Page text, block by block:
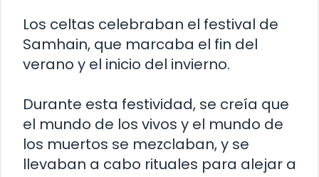
Los celtas celebraban el festival de
Samhain, que marcaba el fin del
verano y el inicio del invierno.
Durante esta festividad, se creía que
el mundo de los vivos y el mundo de
los muertos se mezclaban, y se
llevaban a cabo rituales para alejar a